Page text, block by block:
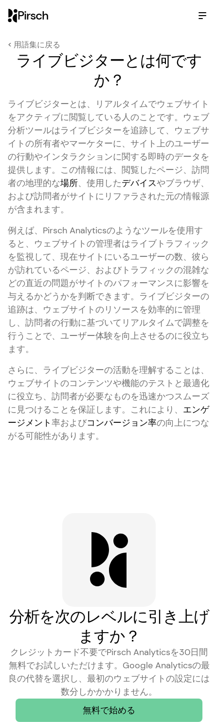
Pirsch
< 用語集に戻る
ライブビジターとは何です
か？
ライブビジターとは、リアルタイムでウェブサイト
をアクティブに閲覧している人のことです。ウェブ
分析ツールはライブビジターを追跡して、ウェブサ
イトの所有者やマーケターに、サイト上のユーザー
の行動やインタラクションに関する即時のデータを
提供します。この情報には、閲覧したページ、訪問
者の地理的な場所、使用したデバイスやブラウザ、
および訪問者がサイトにリファラされた元の情報源
が含まれます。
例えば、Pirsch Analyticsのようなツールを使用す
ると、ウェブサイトの管理者はライブトラフィック
を監視して、現在サイトにいるユーザーの数、彼ら
が訪れているページ、およびトラフィックの混雑な
どの直近の問題がサイトのパフォーマンスに影響を
与えるかどうかを判断できます。ライブビジターの
追跡は、ウェブサイトのリソースを効率的に管理
し、訪問者の行動に基づいてリアルタイムで調整を
行うことで、ユーザー体験を向上させるのに役立ち
ます。
さらに、ライブビジターの活動を理解することは、
ウェブサイトのコンテンツや機能のテストと最適化
に役立ち、訪問者が必要なものを迅速かつスムーズ
に見つけることを保証します。これにより、 エンゲ
ージメント率およびコンバージョン率の向上につな
がる可能性があります。
分析を次のレベルに引き上げ
ますか？
クレジットカード不要でPirsch Analyticsを30日間
無料でお試しいただけます。Google Analyticsの最
良の代替を選択し、最初のウェブサイトの設定には
数分しかかかりません。
無料で始める